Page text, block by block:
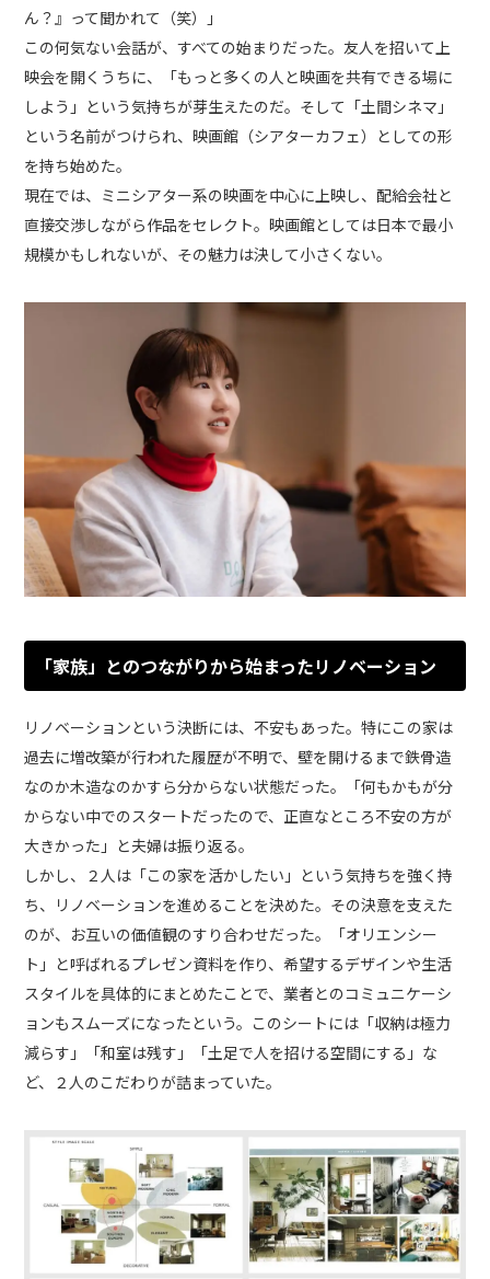
ん？』って聞かれて（笑）」
この何気ない会話が、すべての始まりだった。友人を招いて上
映会を開くうちに、「もっと多くの人と映画を共有できる場に
しよう」という気持ちが芽生えたのだ。そして「土間シネマ」
という名前がつけられ、映画館（シアターカフェ）としての形
を持ち始めた。
現在では、ミニシアター系の映画を中心に上映し、配給会社と
直接交渉しながら作品をセレクト。映画館としては日本で最小
規模かもしれないが、その魅力は決して小さくない。
「家族」とのつながりから始まったリノベーション
リノベーションという決断には、不安もあった。特にこの家は
過去に増改築が行われた履歴が不明で、壁を開けるまで鉄骨造
なのか木造なのかすら分からない状態だった。「何もかもが分
からない中でのスタートだったので、正直なところ不安の方が
大きかった」と夫婦は振り返る。
しかし、２人は「この家を活かしたい」という気持ちを強く持
ち、リノベーションを進めることを決めた。その決意を支えた
のが、お互いの価値観のすり合わせだった。「オリエンシー
ト」と呼ばれるプレゼン資料を作り、希望するデザインや生活
スタイルを具体的にまとめたことで、業者とのコミュニケーシ
ョンもスムーズになったという。このシートには「収納は極力
減らす」「和室は残す」「土足で人を招ける空間にする」な
ど、２人のこだわりが詰まっていた。